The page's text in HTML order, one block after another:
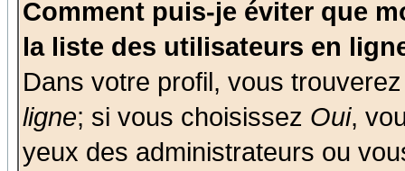
Comment puis-je éviter que
la liste des utilisateurs en
Dans votre profil, vous
ligne; si vous choisissez Oui,
yeux des administrateurs ou